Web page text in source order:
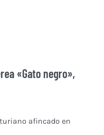
«Gato negro»,
afincado en